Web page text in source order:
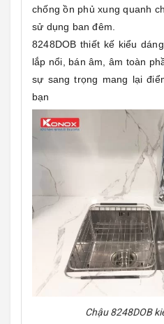
chống ồn phủ xung quanh
sử dụng ban đêm.
8248DOB thiết kế kiểu
lắp nổi, bán âm, âm toàn
sự sang trọng mang lại
bạn
Chậu 8248DOB